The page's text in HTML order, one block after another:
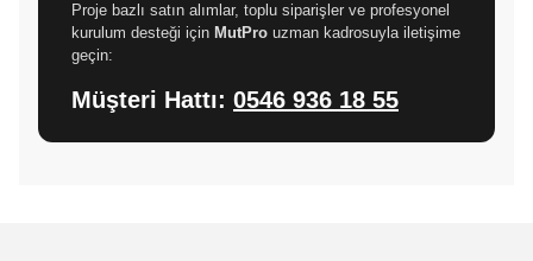
Proje bazlı satın alımlar, toplu siparişler ve profesyonel
kurulum desteği için MutPro uzman kadrosuyla iletişime
geçin:
Müşteri Hattı: 0546 936 18 55